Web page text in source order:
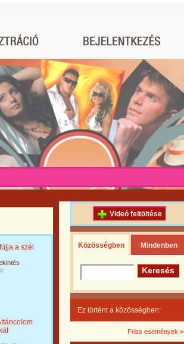
a szél
Videó feltöltése
Közösségben Mindenben
Ez történt a közösségben:
Friss események »